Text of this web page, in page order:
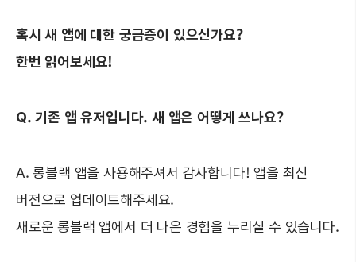
혹시 새 앱에 대한 궁금증이 있으신가요?
한번 읽어보세요!
Q. 기존 앱 유저입니다. 새 앱은 어떻게 쓰나요?
A. 롱블랙 앱을 사용해주셔서 감사합니다! 앱을 최신
버전으로 업데이트해주세요.
새로운 롱블랙 앱에서 더 나은 경험을 누리실 수 있습니다.